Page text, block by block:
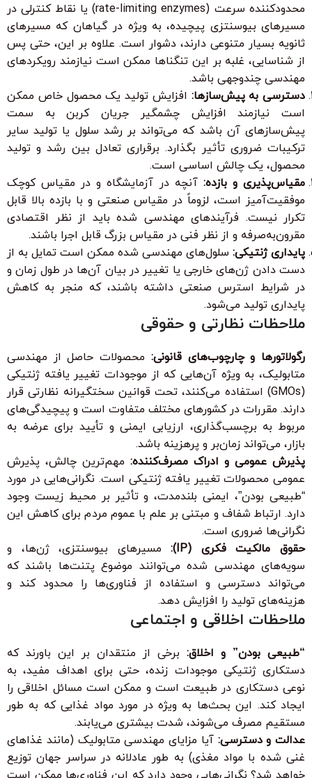
محدودکننده سرعت (rate-limiting enzymes) یا نقاط کنترلی در
مسیرهای بیوسنتزی پیچیده، به ویژه در گیاهان که مسیرهای
ثانویه بسیار متنوعی دارند، دشوار است. علاوه بر این، حتی پس
از شناسایی، غلبه بر این تنگناها ممکن است نیازمند رویکردهای
مهندسی چندوجهی باشد.
دسترسی به پیش‌سازها: افزایش تولید یک محصول خاص ممکن
است نیازمند افزایش چشمگیر جریان کربن به سمت
پیش‌سازهای آن باشد که می‌تواند بر رشد سلول یا تولید سایر
ترکیبات ضروری تأثیر بگذارد. برقراری تعادل بین رشد و تولید
محصول، یک چالش اساسی است.
مقیاس‌پذیری و بازده: آنچه در آزمایشگاه و در مقیاس کوچک
موفقیت‌آمیز است، لزوماً در مقیاس صنعتی و با بازده بالا قابل
تکرار نیست. فرآیندهای مهندسی شده باید از نظر اقتصادی
مقرون‌به‌صرفه و از نظر فنی در مقیاس بزرگ قابل اجرا باشند.
پایداری ژنتیکی: سلول‌های مهندسی شده ممکن است تمایل به از
دست دادن ژن‌های خارجی یا تغییر در بیان آن‌ها در طول زمان و
در شرایط استرس صنعتی داشته باشند، که منجر به کاهش
پایداری تولید می‌شود.
ملاحظات نظارتی و حقوقی
رگولاتورها و چارچوب‌های قانونی: محصولات حاصل از مهندسی
متابولیک، به ویژه آن‌هایی که از موجودات تغییر یافته ژنتیکی
(GMOs) استفاده می‌کنند، تحت قوانین سختگیرانه نظارتی قرار
دارند. مقررات در کشورهای مختلف متفاوت است و پیچیدگی‌های
مربوط به برچسب‌گذاری، ارزیابی ایمنی و تأیید برای عرضه به
بازار، می‌تواند زمان‌بر و پرهزینه باشد.
پذیرش عمومی و ادراک مصرف‌کننده: مهم‌ترین چالش، پذیرش
عمومی محصولات تغییر یافته ژنتیکی است. نگرانی‌هایی در مورد
“طبیعی بودن”، ایمنی بلندمدت، و تأثیر بر محیط زیست وجود
دارد. ارتباط شفاف و مبتنی بر علم با عموم مردم برای کاهش این
نگرانی‌ها ضروری است.
حقوق مالکیت فکری (IP):
مسیرهای بیوسنتزی، ژن‌ها، و
سویه‌های مهندسی شده می‌توانند موضوع پتنت‌ها باشند که
می‌تواند دسترسی و استفاده از فناوری‌ها را محدود کند و
هزینه‌های تولید را افزایش دهد.
ملاحظات اخلاقی و اجتماعی
“طبیعی بودن” و اخلاق: برخی از منتقدان بر این باورند که
دستکاری ژنتیکی موجودات زنده، حتی برای اهداف مفید، به
نوعی دستکاری در طبیعت است و ممکن است مسائل اخلاقی را
ایجاد کند. این بحث‌ها به ویژه در مورد مواد غذایی که به طور
مستقیم مصرف می‌شوند، شدت بیشتری می‌یابند.
عدالت و دسترسی: آیا مزایای مهندسی متابولیک (مانند غذاهای
غنی شده با مواد مغذی) به طور عادلانه در سراسر جهان توزیع